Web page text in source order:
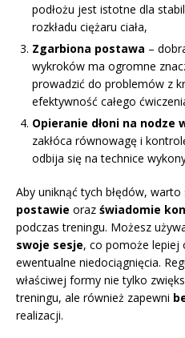
podłożu jest istotne dla
rozkładu ciężaru ciała,
Zgarbiona postawa –
wykroków ma ogromne
prowadzić do problemów z
efektywność całego
Opieranie dłoni na nodze
zakłóca równowagę i
odbija się na technice
Aby uniknąć tych błędów, warto
postawie oraz świadomie
podczas treningu. Możesz
swoje sesje, co pomoże lepiej
ewentualne niedociągnięcia.
właściwej formy nie tylko
treningu, ale również zapewni
realizacji.